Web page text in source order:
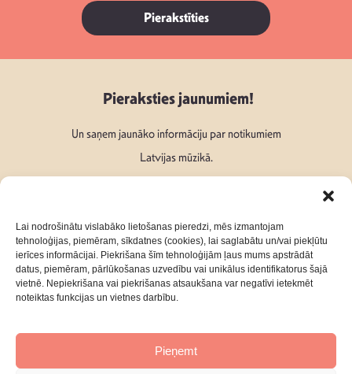
Lai nodrošinātu vislabāko lietošanas pieredzi, mēs izmantojam
tehnoloģijas, piemēram, sīkdatnes (cookies), lai saglabātu un/vai piekļūtu
ierīces informācijai. Piekrišana šīm tehnoloģijām ļaus mums apstrādāt
datus, piemēram, pārlūkošanas uzvedību vai unikālus identifikatorus šajā
vietnē. Nepiekrišana vai piekrišanas atsaukšana var negatīvi ietekmēt
noteiktas funkcijas un vietnes darbību.
Pieņemt
Pierakstīties
Pieraksties jaunumiem!
Un saņem jaunāko informāciju par notikumiem
Latvijas mūzikā.
Seko mums:
Par mumsKontakti